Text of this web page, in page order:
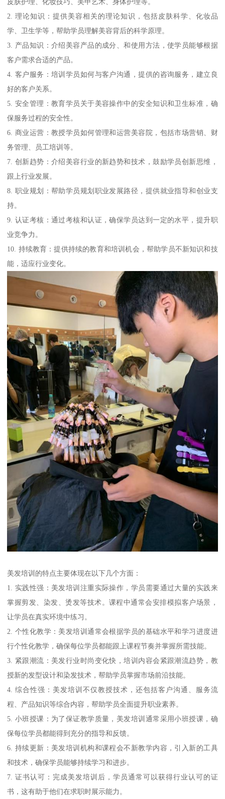
2. 理论知识：提供美容相关的理论知识，包括皮肤科学、化妆品
学、卫生学等，帮助学员理解美容背后的科学原理。
3. 产品知识：介绍美容产品的成分、和使用方法，使学员能够根据
客户需求合适的产品。
4. 客户服务：培训学员如何与客户沟通，提供的咨询服务，建立良
好的客户关系。
5. 安全管理：教育学员关于美容操作中的安全知识和卫生标准，确
保服务过程的安全性。
6. 商业运营：教授学员如何管理和运营美容院，包括市场营销、财
务管理、员工培训等。
7. 创新趋势：介绍美容行业的新趋势和技术，鼓励学员创新思维，
跟上行业发展。
8. 职业规划：帮助学员规划职业发展路径，提供就业指导和创业支
持。
9. 认证考核：通过考核和认证，确保学员达到一定的水平，提升职
业竞争力。
10. 持续教育：提供持续的教育和培训机会，帮助学员不新知识和技
能，适应行业变化。
美发培训的特点主要体现在以下几个方面：
1. 实践性强：美发培训注重实际操作，学员需要通过大量的实践来
掌握剪发、染发、烫发等技术。课程中通常会安排模拟客户场景，
让学员在真实环境中练习。
2. 个性化教学：美发培训通常会根据学员的基础水平和学习进度进
行个性化教学，确保每位学员都能跟上课程节奏并掌握所需技能。
3. 紧跟潮流：美发行业时尚变化快，培训内容会紧跟潮流趋势，教
授新的发型设计和染发技术，帮助学员掌握市场前沿技能。
4. 综合性强：美发培训不仅教授技术，还包括客户沟通、服务流
程、产品知识等综合内容，帮助学员全面提升职业素养。
5. 小班授课：为了保证教学质量，美发培训通常采用小班授课，确
保每位学员都能得到充分的指导和反馈。
6. 持续更新：美发培训机构和课程会不新教学内容，引入新的工具
和技术，确保学员能够持续学习和进步。
7. 证书认可：完成美发培训后，学员通常可以获得行业认可的证
书，这有助于他们在求职时展示能力。